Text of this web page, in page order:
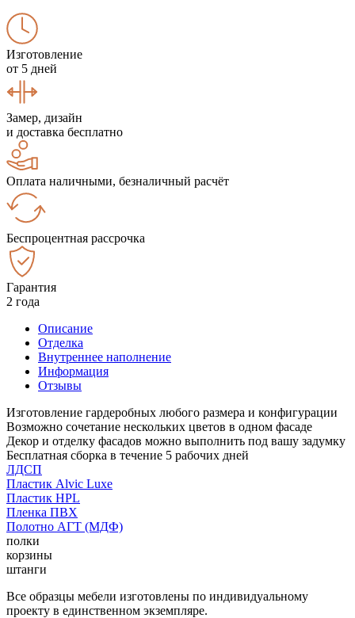
Изготовление
от 5 дней
Замер, дизайн
и доставка бесплатно
Оплата наличными, безналичный расчёт
Беспроцентная рассрочка
Гарантия
2 года
Описание
Отделка
Внутреннее наполнение
Информация
Отзывы
Изготовление гардеробных любого размера и конфигурации
Возможно сочетание нескольких цветов в одном фасаде
Декор и отделку фасадов можно выполнить под вашу задумку
Бесплатная сборка в течение 5 рабочих дней
ЛДСП
Пластик Alvic Luxe
Пластик HPL
Пленка ПВХ
Полотно АГТ (МДФ)
полки
корзины
штанги
Все образцы мебели изготовлены по индивидуальному
проекту в единственном экземпляре.